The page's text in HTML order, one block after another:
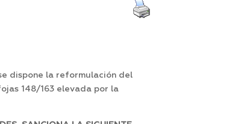
dispone la reformulación del
148/163 elevada por la